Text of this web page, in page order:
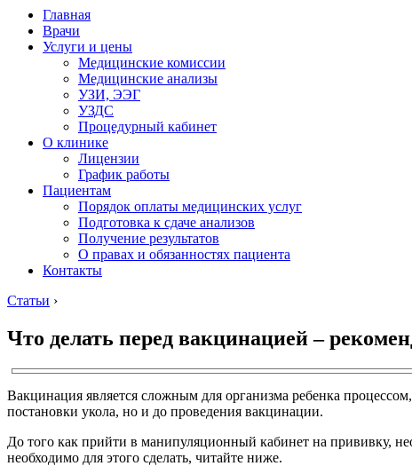
Главная
Врачи
Услуги и цены
Медицинские комиссии
Медицинские анализы
УЗИ, ЭЭГ
УЗДС
Процедурный кабинет
О клинике
Лицензии
График работы
Пациентам
Порядок оплаты медицинских услуг
Подготовка к сдаче анализов
Получение результатов
О правах и обязанностях пациента
Контакты
Статьи ›
Что делать перед вакцинацией –
Вакцинация является сложным для организма ребенка
постановки укола, но и до проведения вакцинации.
До того как прийти в манипуляционный кабинет на прививку,
необходимо для этого сделать, читайте ниже.